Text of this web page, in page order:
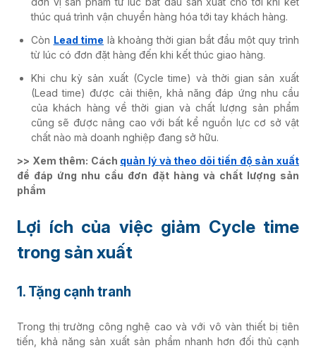
thúc quá trình vận chuyển hàng hóa tới tay khách hàng.
Còn Lead time là khoảng thời gian bắt đầu một quy trình
từ lúc có đơn đặt hàng đến khi kết thúc giao hàng.
Khi chu kỳ sản xuất (Cycle time) và thời gian sản xuất
(Lead time) được cải thiện, khả năng đáp ứng nhu cầu
của khách hàng về thời gian và chất lượng sản phẩm
cũng sẽ được nâng cao với bất kể nguồn lực cơ sở vật
chất nào mà doanh nghiệp đang sở hữu.
>> Xem thêm: Cách quản lý và theo dõi tiến độ sản xuất
để đáp ứng nhu cầu đơn đặt hàng và chất lượng sản
phẩm
Lợi ích của việc giảm Cycle time
trong sản xuất
1. Tặng cạnh tranh
Trong thị trường công nghệ cao và với vô vàn thiết bị tiên
tiến, khả năng sản xuất sản phẩm nhanh hơn đối thủ cạnh